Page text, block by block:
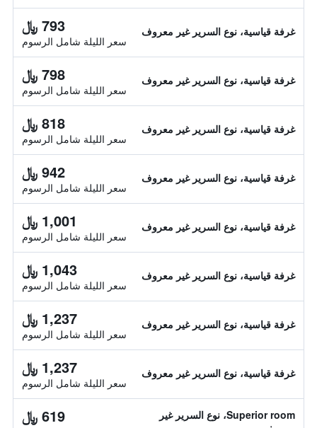
غرفة قياسية، نوع السرير غير معروف 793 ﷼
سعر الليلة شامل الرسوم
غرفة قياسية، نوع السرير غير معروف 798 ﷼
سعر الليلة شامل الرسوم
غرفة قياسية، نوع السرير غير معروف 818 ﷼
سعر الليلة شامل الرسوم
غرفة قياسية، نوع السرير غير معروف 942 ﷼
سعر الليلة شامل الرسوم
غرفة قياسية، نوع السرير غير معروف 1,001 ﷼
سعر الليلة شامل الرسوم
غرفة قياسية، نوع السرير غير معروف 1,043 ﷼
سعر الليلة شامل الرسوم
غرفة قياسية، نوع السرير غير معروف 1,237 ﷼
سعر الليلة شامل الرسوم
غرفة قياسية، نوع السرير غير معروف 1,237 ﷼
سعر الليلة شامل الرسوم
Superior room، نوع السرير غير
619 ﷼